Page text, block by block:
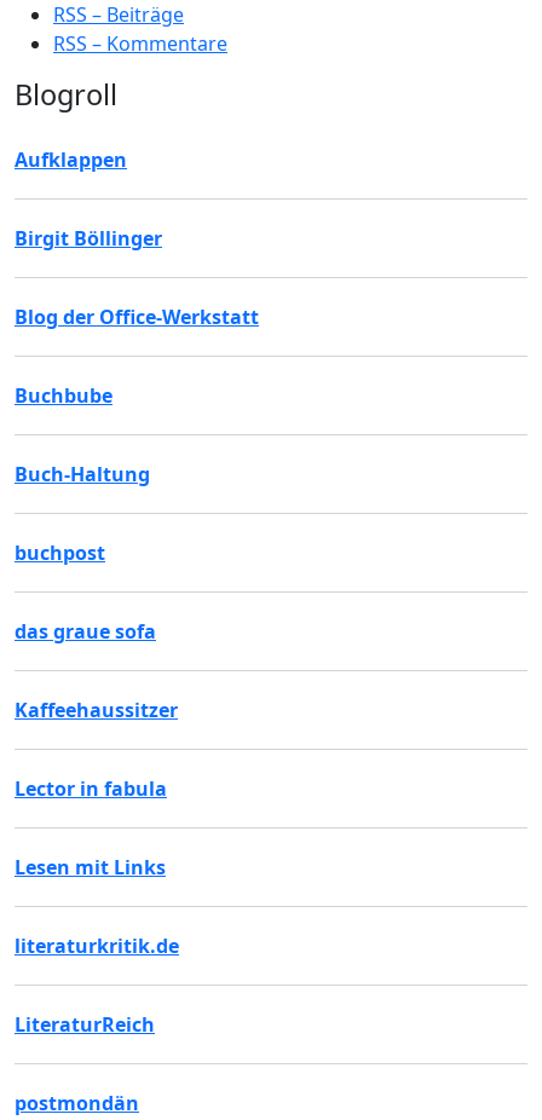
RSS – Beiträge
RSS – Kommentare
Blogroll
Aufklappen
Birgit Böllinger
Blog der Office-Werkstatt
Buchbube
Buch-Haltung
buchpost
das graue sofa
Kaffeehaussitzer
Lector in fabula
Lesen mit Links
literaturkritik.de
LiteraturReich
postmondän